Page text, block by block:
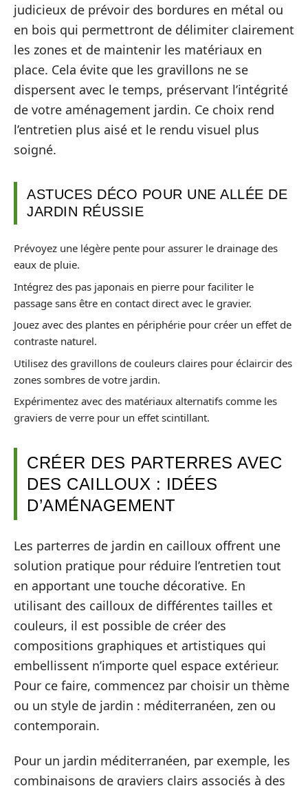
judicieux de prévoir des bordures en métal ou
en bois qui permettront de délimiter clairement
les zones et de maintenir les matériaux en
place. Cela évite que les gravillons ne se
dispersent avec le temps, préservant l’intégrité
de votre aménagement jardin. Ce choix rend
l’entretien plus aisé et le rendu visuel plus
soigné.
ASTUCES DÉCO POUR UNE ALLÉE DE
JARDIN RÉUSSIE
Prévoyez une légère pente pour assurer le drainage des
eaux de pluie.
Intégrez des pas japonais en pierre pour faciliter le
passage sans être en contact direct avec le gravier.
Jouez avec des plantes en périphérie pour créer un effet de
contraste naturel.
Utilisez des gravillons de couleurs claires pour éclaircir des
zones sombres de votre jardin.
Expérimentez avec des matériaux alternatifs comme les
graviers de verre pour un effet scintillant.
CRÉER DES PARTERRES AVEC
DES CAILLOUX : IDÉES
D’AMÉNAGEMENT
Les parterres de jardin en cailloux offrent une
solution pratique pour réduire l’entretien tout
en apportant une touche décorative. En
utilisant des cailloux de différentes tailles et
couleurs, il est possible de créer des
compositions graphiques et artistiques qui
embellissent n’importe quel espace extérieur.
Pour ce faire, commencez par choisir un thème
ou un style de jardin : méditerranéen, zen ou
contemporain.
Pour un jardin méditerranéen, par exemple, les
combinaisons de graviers clairs associés à des